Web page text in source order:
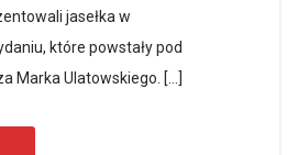
jasełka w
które powstały pod
Marka Ulatowskiego. […]